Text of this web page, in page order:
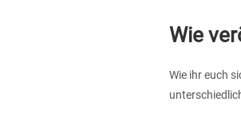
Wie
Wie ihr euch